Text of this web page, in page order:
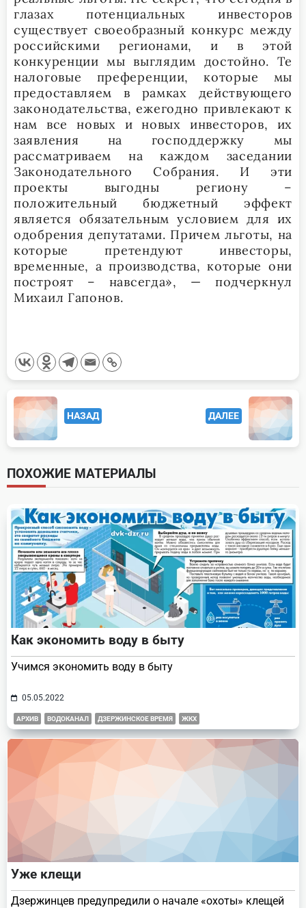
глазах потенциальных инвесторов
существует своеобразный конкурс между
российскими регионами, и в этой
конкуренции мы выглядим достойно. Те
налоговые преференции, которые мы
предоставляем в рамках действующего
законодательства, ежегодно привлекают к
нам все новых и новых инвесторов, их
заявления на господдержку мы
рассматриваем на каждом заседании
Законодательного Собрания. И эти
проекты выгодны региону –
положительный бюджетный эффект
является обязательным условием для их
одобрения депутатами. Причем льготы, на
которые претендуют инвесторы,
временные, а производства, которые они
построят – навсегда», — подчеркнул
Михаил Гапонов.
<span
class="nav-
subtitle
screen-
reader-
text">Page</span>
НАЗАД ДАЛЕЕ
ПОХОЖИЕ МАТЕРИАЛЫ
Как экономить воду в быту
Учимся экономить воду в быту
05.05.2022
АРХИВ ВОДОКАНАЛ ДЗЕРЖИНСКОЕ ВРЕМЯ ЖКХ
Уже клещи
Дзержинцев предупредили о начале «охоты» клещей